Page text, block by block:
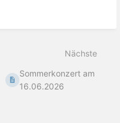
Nächste
Sommerkonzert am
16.06.2026